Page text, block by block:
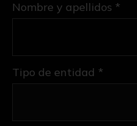
Tipo de entidad *
Nombre y apellidos *